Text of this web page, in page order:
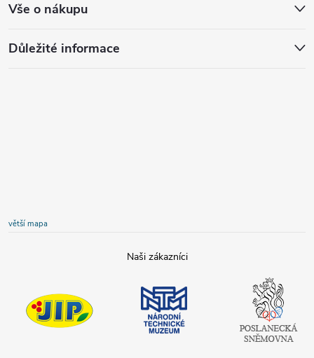
Vše o nákupu
Důležité informace
větší mapa
technické
muzeum
Poslanecká
sněmovna
České
republiky